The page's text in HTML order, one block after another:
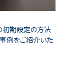
初期設定の方法
例をご紹介いた